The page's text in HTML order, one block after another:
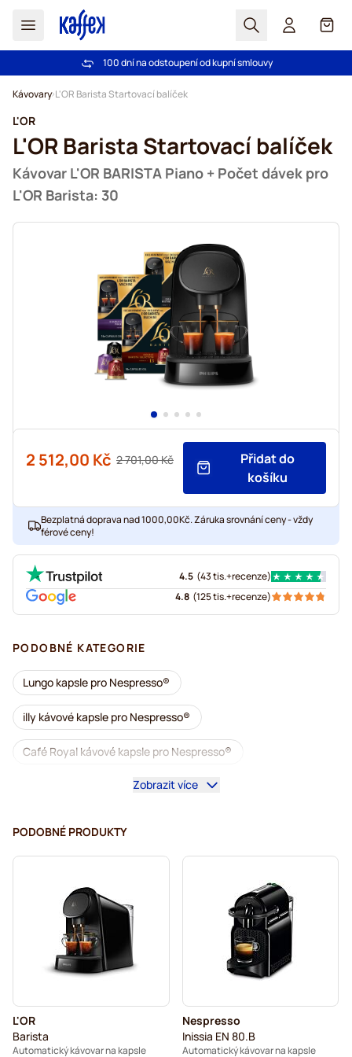
Hledat Košík
Bezplatná doprava nad 1000,00Kč
100 dní na odstoupení od kupní smlouvy
Kávovary L'OR Barista Startovací balíček
L'OR
L'OR Barista Startovací balíček
Kávovar L'OR BARISTA Piano + Počet dávek pro
L'OR Barista: 30
Běžná cena
2 701,00 Kč
2 512,00 Kč
Přidat do
košíku
Bezplatná doprava nad 1000,00Kč. Záruka srovnání ceny - vždy
férové ceny!
4.5 (43 tis.+recenze)
4.8 (125 tis.+recenze)
PODOBNÉ KATEGORIE
Lungo kapsle pro Nespresso®
illy kávové kapsle pro Nespresso®
Café Royal kávové kapsle pro Nespresso®
Příslušenství pro Nespresso®
Odvápnění a údržba pro Nespresso®
L'OR kávové kapsle pro Nespresso®
Segafredo kávové kapsle pro Nespresso®
Café René kávové kapsle pro Nespresso®
Kapsle pro Nespresso®
Zobrazit více
PODOBNÉ PRODUKTY
L'OR
Barista
Automatický kávovar na kapsle
Nespresso
Inissia EN 80.B
Automatický kávovar na kapsle